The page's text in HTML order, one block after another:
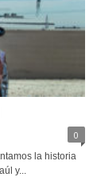
0
la historia
y...